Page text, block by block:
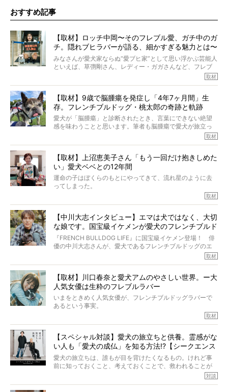
おすすめ記事
【取材】ロッチ中岡〜そのフレブル愛、ガチ中のガ
チ。隠れブヒラバーが語る、細かすぎる魅力とは〜
【前編】
みなさんが愛犬家ならぬ“愛ブヒ家”として思い浮かぶ芸能人
といえば、草彅剛さん、レディー・ガガさんなど、フレブ
ルを飼っている方が多いと思います。が、ロッチ中岡さん
んのインスタグラムを覗くと、たくさんのフレブルアカウ
ントがフォローされていて、わが『FRENCH BULLDOG
LIFE』モデルのnicoやトーラスも、その中の一頭。
そんな中岡さんに、フレブルの魅力を語っていただきまし
た。そのブヒ愛っぷりは、思ってた以上！ ガチ中のガチ
取材
【取材】9歳で脳腫瘍を発症し「4年7ヶ月間」生
存。フレンチブルドッグ・桃太郎の奇跡と軌跡
愛犬が「脳腫瘍」と診断されたとき、言葉にできない絶望
感を味わうことと思います。筆者も脳腫瘍で愛犬が旅立っ
たひとり。だからこそ、どれほど厄介で困難な病気かを理
ところが、フレンチブルドッグの桃太郎は9歳で脳腫瘍を発
症し、なんと4年7ヶ月間も生き抜いたのです。旅立ったと
きの年齢は13歳と11ヶ月、レジェンド級のレジェンドでし
た。さらには、治療後3年間は一度も発作が起きなかったと
いいます。
この事実はフレンチブルドッグだけでなく、脳腫瘍と闘う
太郎のオーナーである佐藤さんご夫婦に、治療の選択やケ
アについて詳しくお話しをうかがいました。
取材
【取材】上沼恵美子さん「もう一回だけ抱きしめた
い」愛犬ベベとの12年間
運命の子はぼくらのもとにやってきて、流れ星のように去
ってしまった。
り添いたいと思う。
その悲しみをいますぐ解消することはできないが、話をき
いて、泣いたり笑ったりするのもいいだろう。
こんな子だった、こんなにいい子だった、ほんとうに愛し
ていたと。
ぼくらは上沼恵美子さんのご自宅へ伺って、お話をきこう
と思った。
取材
【中川大志インタビュー】エマは犬ではなく、大切
な娘です。国宝級イケメンが愛犬のフレンチブルド
ッグと一緒に登場
『FRENCH BULLDOG LIFE』に国宝級イケメン登場！ 俳
優の中川大志さんが、愛犬であるフレンチブルドッグのエ
マちゃん（2歳の女の子）にメロメロとの情報を聞きつけ、
カエピソードが次から次へと飛び出しました。
取材
【取材】川口春奈と愛犬アムのやさしい世界。ー大
人気女優は生粋のフレブルラバー
いまをときめく人気女優が、フレンチブルドッグラバーで
あるという事実。
とりを目の当たりにするほどに、そのフレンチブルドッグ
愛がわたしたちのそれとまったく同じであることに、なん
だかうれしくなってしまったのでした。
春奈さんとアムちゃんのすてきな暮らしを、BUHI編集長の
小西がいつくしみながら、切り取らせていただきます。
取材
【スペシャル対談】愛犬の旅立ちと供養。霊感がな
い人も「愛犬の成仏」を知る方法!?【シークエンス
はやとも×PELI】
愛犬の旅立ちは、誰もが目を背けたくなるもの。けれど事
前に知っておくこと、考えておくことで、救われることが
対談